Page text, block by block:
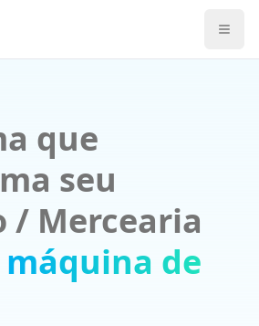
e Mercearias
de código de barras e balança
nota de compra popula o estoque
que
seu
/ Mercearia
máquina de